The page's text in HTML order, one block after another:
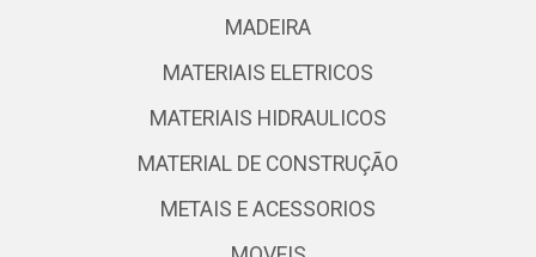
MADEIRA
MATERIAIS ELETRICOS
MATERIAIS HIDRAULICOS
MATERIAL DE CONSTRUÇÃO
METAIS E ACESSORIOS